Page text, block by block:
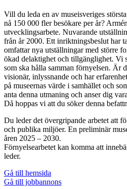
Vill du leda en av museisveriges
nå 150 000 fler besökare per år?
utvecklingsarbete. Nuvarande
från år 2000. Ett inriktningsbeslut har
omfattar nya utställningar med större
ökad delaktighet och tillgänglighet. Vi
som ska hålla samman förnyelsen. Är
visionär, inlyssnande och har
på museernas värde i samhället och
anta denna utmaning och anser dig
Då hoppas vi att du söker denna
Du leder det övergripande arbetet att
och publika miljöer. En preliminär
åren 2025 – 2030.
Förnyelsearbetet kan komma att
leder.
Gå till hemsida
Gå till jobbannons